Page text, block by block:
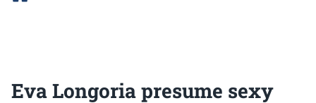
Eva Longoria presume sexy